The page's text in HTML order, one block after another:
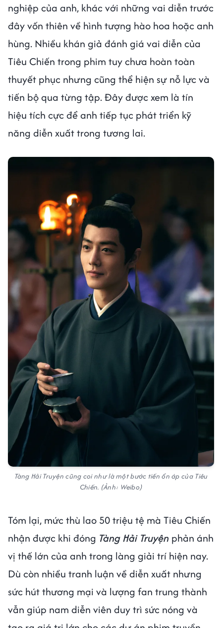
nghiệp của anh, khác với những vai diễn trước
đây vốn thiên về hình tượng hào hoa hoặc anh
hùng. Nhiều khán giả đánh giá vai diễn của
Tiêu Chiến trong phim tuy chưa hoàn toàn
thuyết phục nhưng cũng thể hiện sự nỗ lực và
tiến bộ qua từng tập. Đây được xem là tín
hiệu tích cực để anh tiếp tục phát triển kỹ
năng diễn xuất trong tương lai.
Tàng Hải Truyện cũng coi như là một bước tiến ổn áp của Tiêu
Chiến. (Ảnh: Weibo)
Tóm lại, mức thù lao 50 triệu tệ mà Tiêu Chiến
nhận được khi đóng Tàng Hải Truyện phản ánh
vị thế lớn của anh trong làng giải trí hiện nay.
Dù còn nhiều tranh luận về diễn xuất nhưng
sức hút thương mại và lượng fan trung thành
vẫn giúp nam diễn viên duy trì sức nóng và